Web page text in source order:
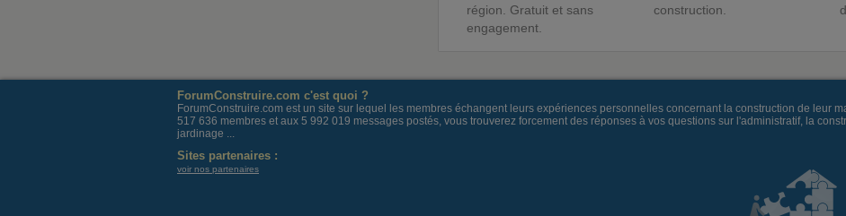
région. Gratuit et sans
engagement.
construction.
ForumConstruire.com c'est quoi ?
ForumConstruire.com est un site sur lequel les membres échangent leurs expériences personnelles concernant la construction de leur
517 636 membres et aux 5 992 019 messages postés, vous trouverez forcement des réponses à vos questions sur l'administratif, la
jardinage ...
Sites partenaires :
voir nos partenaires